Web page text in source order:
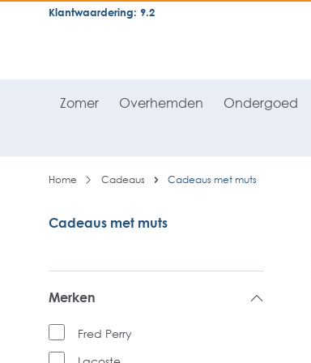
general.skipToNavigation
Klantwaardering: 9.2
Zomer Overhemden Ondergoed
Home Cadeaus Cadeaus met muts
Cadeaus met muts
Merken
Fred Perry